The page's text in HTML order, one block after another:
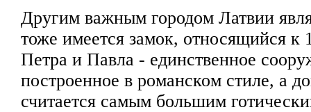
Другим важным городом Латвии
тоже имеется замок, относящийся к
Петра и Павла - единственное
построенное в романском стиле, а
считается самым большим